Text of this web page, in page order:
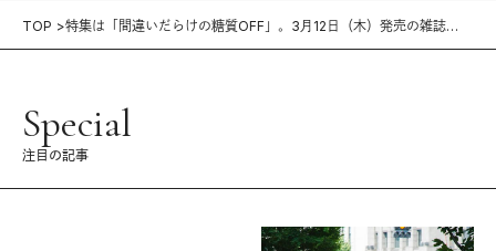
TOP
特集は「間違いだらけの糖質OFF」。3月12日（木）発売の雑誌
Special
注目の記事